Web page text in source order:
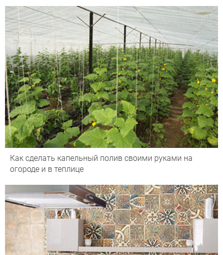
Как сделать капельный полив своими руками на
огороде и в теплице